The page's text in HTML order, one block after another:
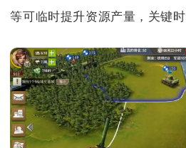
等可临时提升资源产量，关键时